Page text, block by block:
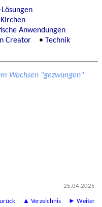
Anwendungen
Creator
Technik
Wachsen "gezwungen"
25.04.2025
▲ Verzeichnis ► Weiter